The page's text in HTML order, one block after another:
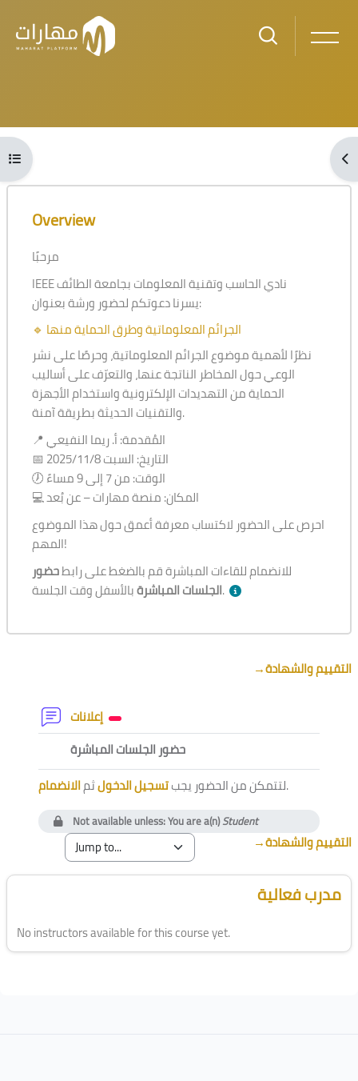
Skip to main content
Blocks
Open course index
Blocks
Skip [Cocoon] Course Overview
Overview
مرحبًا
IEEE نادي الحاسب وتقنية المعلومات بجامعة الطائف
يسرنا دعوتكم لحضور ورشة بعنوان:
🔹 الجرائم المعلوماتية وطرق الحماية منها
نظرًا لأهمية موضوع الجرائم المعلوماتية، وحرصًا على نشر
الوعي حول المخاطر الناتجة عنها، والتعرّف على أساليب
الحماية من التهديدات الإلكترونية واستخدام الأجهزة
والتقنيات الحديثة بطريقة آمنة.
📍 المُقدمة: أ. ريما النفيعي
📅 التاريخ: السبت 2025/11/8
🕖 الوقت: من 7 إلى 9 مساءً
💻 المكان: منصة مهارات – عن بُعد
احرص على الحضور لاكتساب معرفة أعمق حول هذا الموضوع
المهم!
للانضمام للقاءات المباشرة قم بالضغط على رابطحضور
الجلسات المباشرةبالأسفل وقت الجلسة.
→التقييم والشهادة
Forum
حضور الجلسات المباشرةExternal tool
لتتمكن من الحضور يجبتسجيل الدخولثمالانضمام .
Not available unless: You are a(n)Student
→التقييم والشهادة
Blocks
Skip [Cocoon] Course Instructor مدرب فعالية
No instructors available for this course yet.